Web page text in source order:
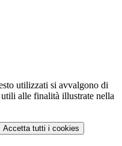
utilizzati si avvalgono di
alle finalità illustrate nella
Accetta tutti i cookies